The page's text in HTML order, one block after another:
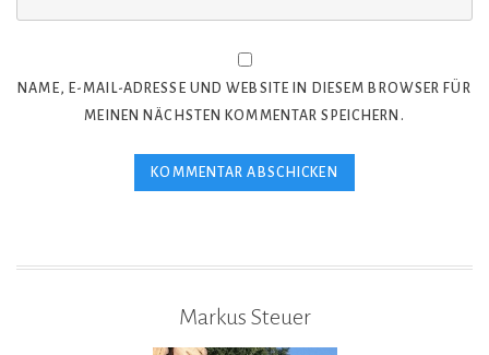
NAME, E-MAIL-ADRESSE UND WEBSITE IN DIESEM BROWSER FÜR
MEINEN NÄCHSTEN KOMMENTAR SPEICHERN.
Markus Steuer